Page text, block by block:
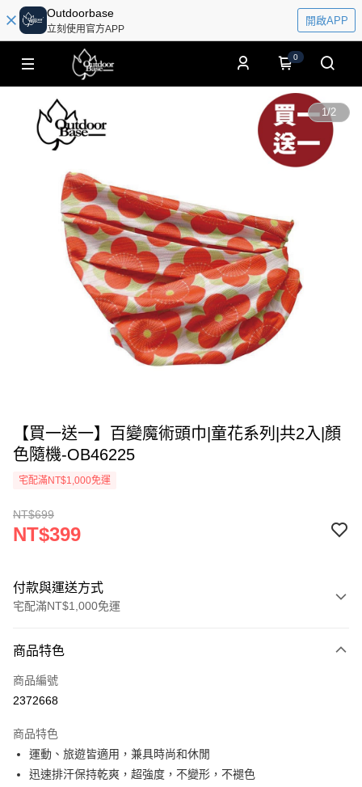
Outdoorbase
立刻使用官方APP
開啟APP
0
1/2
【買一送一】百變魔術頭巾|童花系列|共2入|顏
色隨機-OB46225
宅配滿NT$1,000免運
NT$699
NT$399
付款與運送方式
宅配滿NT$1,000免運
信用卡一次付款
LINE Pay
街口支付
悠遊付
商品特色
商品編號
2372668
商品特色
運動、旅遊皆適用，兼具時尚和休閒
迅速排汗保持乾爽，超強度，不變形，不褪色